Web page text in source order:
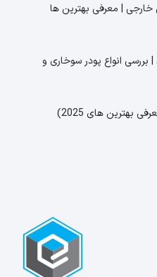
خارجی | معرفی بهترین ها
بررسی انواع پودر سوخاری و
بهترین‌ های 2025)